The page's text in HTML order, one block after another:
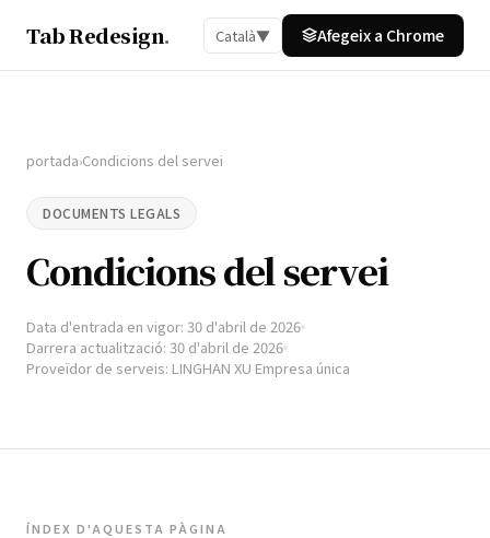
Tab Redesign. Català▼ Afegeix a Chrome
portada›Condicions del servei
DOCUMENTS LEGALS
Condicions del servei
Data d'entrada en vigor: 30 d'abril de 2026
Darrera actualització: 30 d'abril de 2026
Proveïdor de serveis: LINGHAN XU Empresa única
ÍNDEX D'AQUESTA PÀGINA